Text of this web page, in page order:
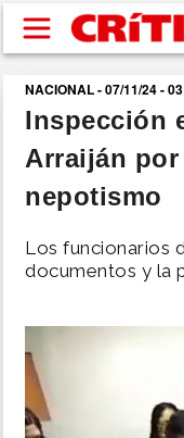
Pasar al contenido
buscar
SUCESOS
POLÍTICA
DEPORTES
NACIONAL - 07/11/24 -
Inspección
Arraiján
nepotismo
Los funcionarios
documentos y la